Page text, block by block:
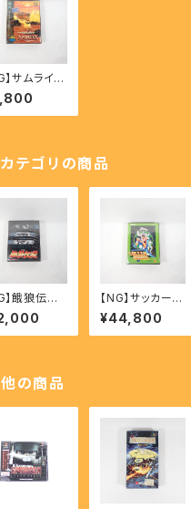
】サムライス
ッツ - SAM
SPIRITS
テゴリの商品
】餓狼伝説
FURY
【NG】サッカーブ
ロール - SOCC
ER BRAWL
¥44,800
の商品